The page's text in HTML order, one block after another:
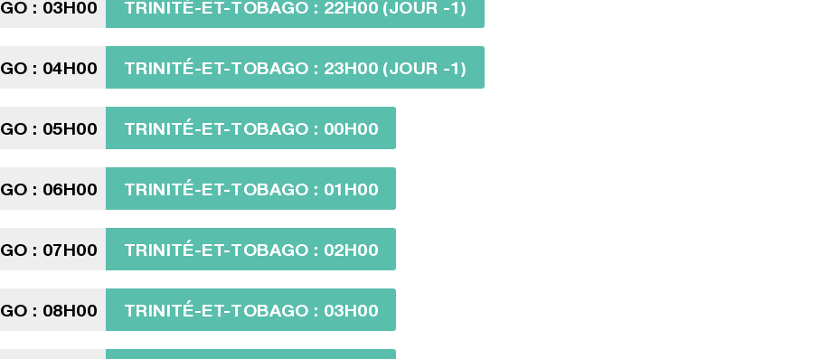
: 03H00 TRINITÉ-ET-TOBAGO : 22H00 (JOUR -1)
: 04H00 TRINITÉ-ET-TOBAGO : 23H00 (JOUR -1)
: 05H00 TRINITÉ-ET-TOBAGO : 00H00
: 06H00 TRINITÉ-ET-TOBAGO : 01H00
: 07H00 TRINITÉ-ET-TOBAGO : 02H00
: 08H00 TRINITÉ-ET-TOBAGO : 03H00